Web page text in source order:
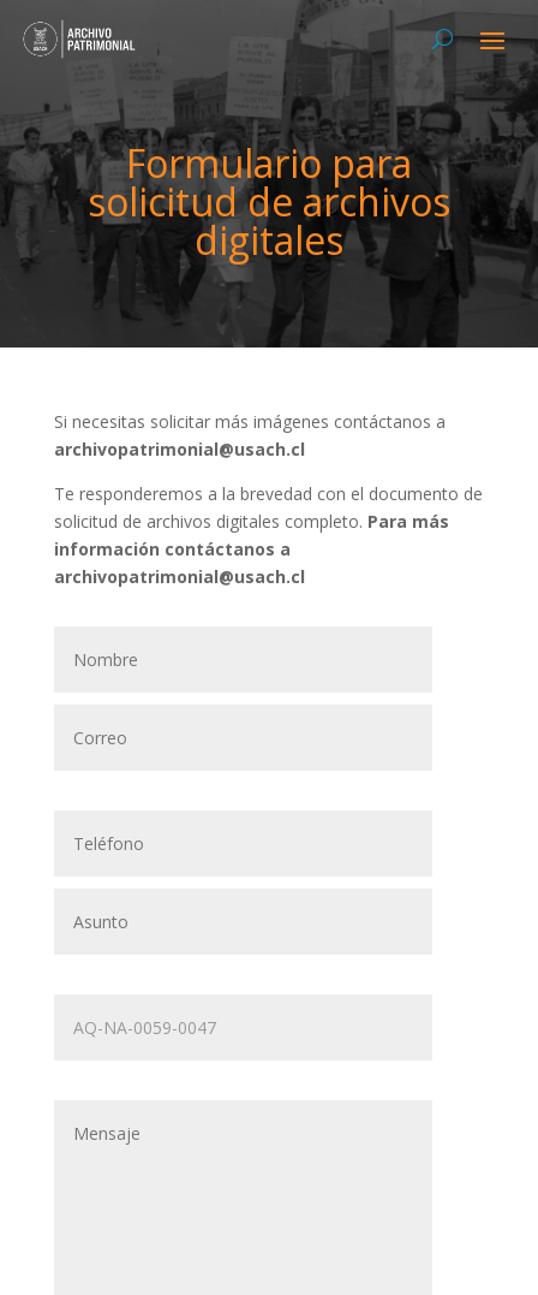
Formulario para
solicitud de archivos
digitales
Si necesitas solicitar más imágenes contáctanos a
archivopatrimonial@usach.cl
Te responderemos a la brevedad con el documento de
solicitud de archivos digitales completo. Para más
información contáctanos a
archivopatrimonial@usach.cl